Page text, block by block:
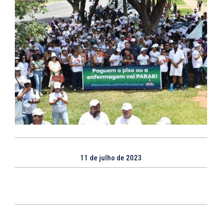
11 de julho de 2023